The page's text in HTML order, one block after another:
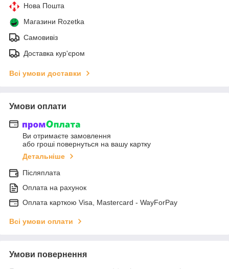
Нова Пошта
Магазини Rozetka
Самовивіз
Доставка кур'єром
Всі умови доставки
Умови оплати
Ви отримаєте замовлення
або гроші повернуться на вашу картку
Детальніше
Післяплата
Оплата на рахунок
Оплата карткою Visa, Mastercard - WayForPay
Всі умови оплати
Умови повернення